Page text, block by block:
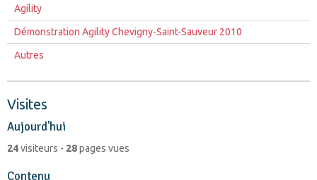
Agility
Démonstration Agility Chevigny-Saint-Sauveur 2010
Autres
Visites
Aujourd'hui
24visiteurs - 28pages vues
Contenu